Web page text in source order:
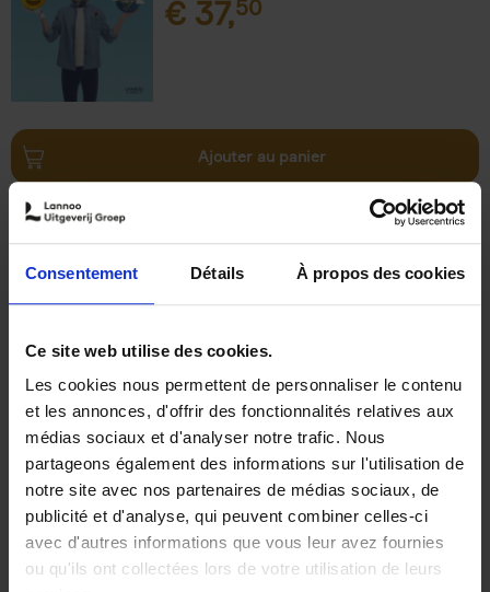
Consentement Détails À propos des cookies
Ce site web utilise des cookies.
Les cookies nous permettent de personnaliser le contenu
et les annonces, d'offrir des fonctionnalités relatives aux
médias sociaux et d'analyser notre trafic. Nous
partageons également des informations sur l'utilisation de
notre site avec nos partenaires de médias sociaux, de
publicité et d'analyse, qui peuvent combiner celles-ci
avec d'autres informations que vous leur avez fournies
ou qu'ils ont collectées lors de votre utilisation de leurs
€ 37,50
Ajouter au panier
Ajouter au panier
Trends in the Transformation
Economy